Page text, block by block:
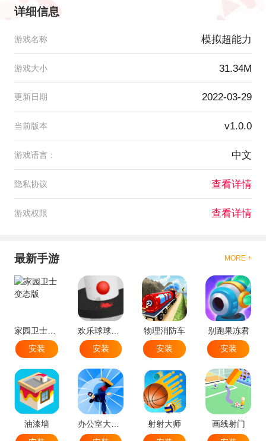
详细信息
游戏名称 模拟超能力
游戏大小 31.34M
更新日期 2022-03-29
当前版本 v1.0.0
游戏语言： 中文
隐私协议 查看详情
游戏权限 查看详情
最新手游 MORE +
家园卫士变态版
安装
安装
物理消防车
安装
别跑果冻君
安装
油漆墙
射射大师
画线射门